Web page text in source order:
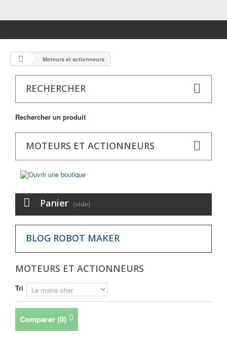
Moteurs et actionneurs
RECHERCHER
Rechercher un produit
MOTEURS ET ACTIONNEURS
Panier (vide)
BLOG ROBOT MAKER
MOTEURS ET ACTIONNEURS
Tri
Comparer (0)